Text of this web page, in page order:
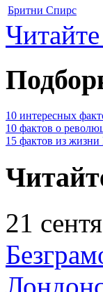
Бритни Спирс
10 интересных
10 фактов о
15 фактов из
21